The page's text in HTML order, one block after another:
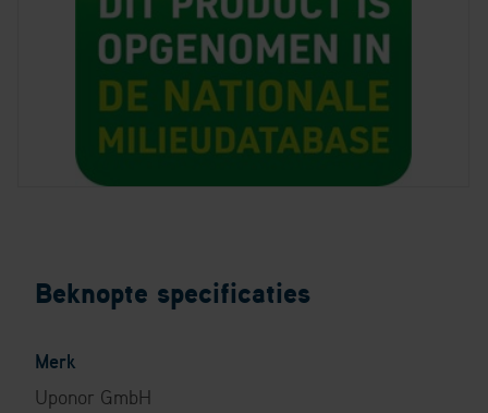
Beknopte specificaties
Merk
Uponor GmbH